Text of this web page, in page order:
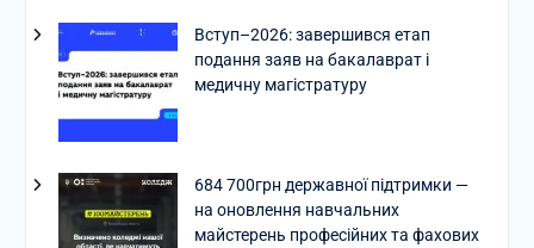
Вступ–2026: завершився етап
подання заяв на бакалаврат і
медичну магістратуру
684 700грн державної підтримки —
на оновлення навчальних
майстерень професійних та фахових